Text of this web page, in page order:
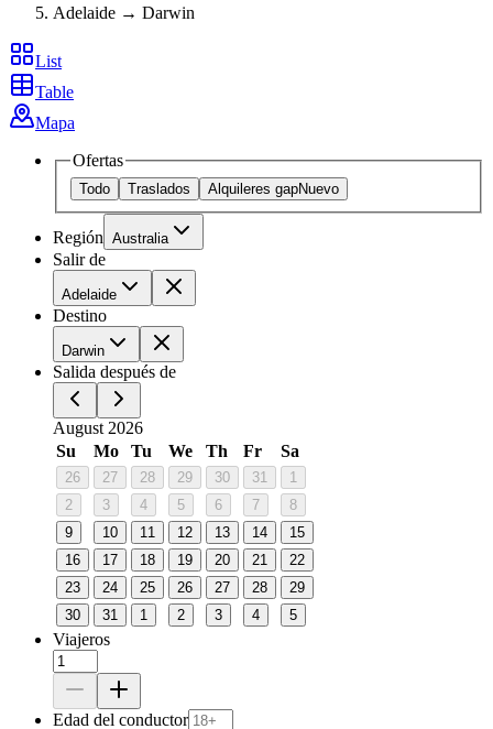
Adelaide → Darwin
List
Table
Mapa
Ofertas
Todo Traslados Alquileres gapNuevo
Región Australia
Salir de
Adelaide
Destino
Darwin
Salida después de
August 2026
Su
Mo Tu We Th Fr Sa
26 27 28 29 30 31
1
2
3 4 5 6 7
8
9
10 11 12 13 14
15
16
17 18 19 20 21
22
23
24 25 26 27 28
29
30
31 1 2 3 4 5
Viajeros
Edad del conductor